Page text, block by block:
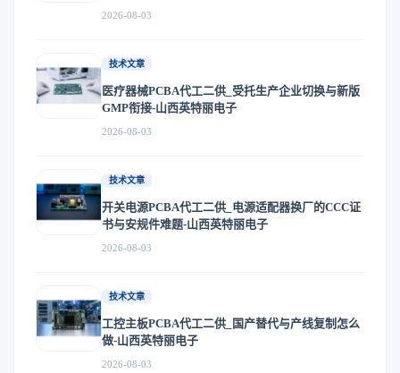
2026-08-03
技术文章
医疗器械PCBA代工二供_受托生产企业切换与新版
GMP衔接-山西英特丽电子
2026-08-03
技术文章
开关电源PCBA代工二供_电源适配器换厂的CCC证
书与安规件难题-山西英特丽电子
2026-08-03
技术文章
工控主板PCBA代工二供_国产替代与产线复制怎么
做-山西英特丽电子
2026-08-03